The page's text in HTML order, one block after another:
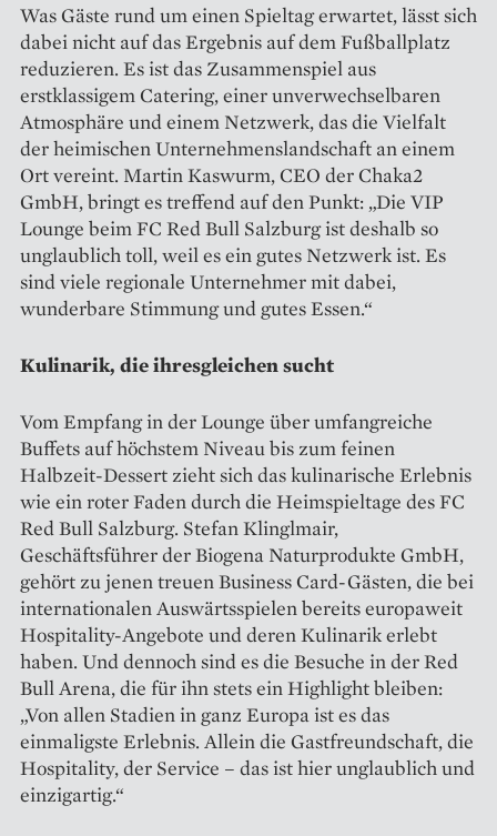
Was Gäste rund um einen Spieltag erwartet, lässt sich
dabei nicht auf das Ergebnis auf dem Fußballplatz
reduzieren. Es ist das Zusammenspiel aus
erstklassigem Catering, einer unverwechselbaren
Atmosphäre und einem Netzwerk, das die Vielfalt
der heimischen Unternehmenslandschaft an einem
Ort vereint. Martin Kaswurm, CEO der Chaka2
GmbH, bringt es treffend auf den Punkt: „Die VIP
Lounge beim FC Red Bull Salzburg ist deshalb so
unglaublich toll, weil es ein gutes Netzwerk ist. Es
sind viele regionale Unternehmer mit dabei,
wunderbare Stimmung und gutes Essen.“
Kulinarik, die ihresgleichen sucht
Vom Empfang in der Lounge über umfangreiche
Buffets auf höchstem Niveau bis zum feinen
Halbzeit-Dessert zieht sich das kulinarische Erlebnis
wie ein roter Faden durch die Heimspieltage des FC
Red Bull Salzburg. Stefan Klinglmair,
Geschäftsführer der Biogena Naturprodukte GmbH,
gehört zu jenen treuen Business Card-Gästen, die bei
internationalen Auswärtsspielen bereits europaweit
Hospitality-Angebote und deren Kulinarik erlebt
haben. Und dennoch sind es die Besuche in der Red
Bull Arena, die für ihn stets ein Highlight bleiben:
„Von allen Stadien in ganz Europa ist es das
einmaligste Erlebnis. Allein die Gastfreundschaft, die
Hospitality, der Service – das ist hier unglaublich und
einzigartig.“